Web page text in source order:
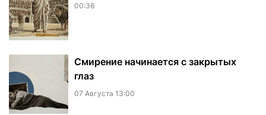
00:36
Смирение начинается с закрытых
глаз
07 Августа 13:00